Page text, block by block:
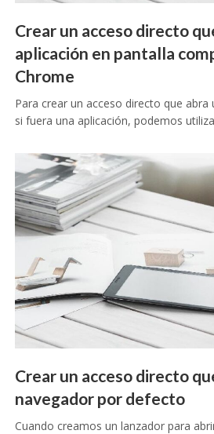
Crear un acceso directo
aplicación en pantalla
Chrome
Para crear un acceso directo que
si fuera una aplicación, podemos
Crear un acceso directo
navegador por defecto
Cuando creamos un lanzador para